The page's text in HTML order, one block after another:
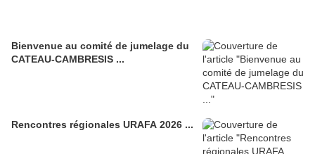
Bienvenue au comité de jumelage du
CATEAU-CAMBRESIS ...
Rencontres régionales URAFA 2026 ...